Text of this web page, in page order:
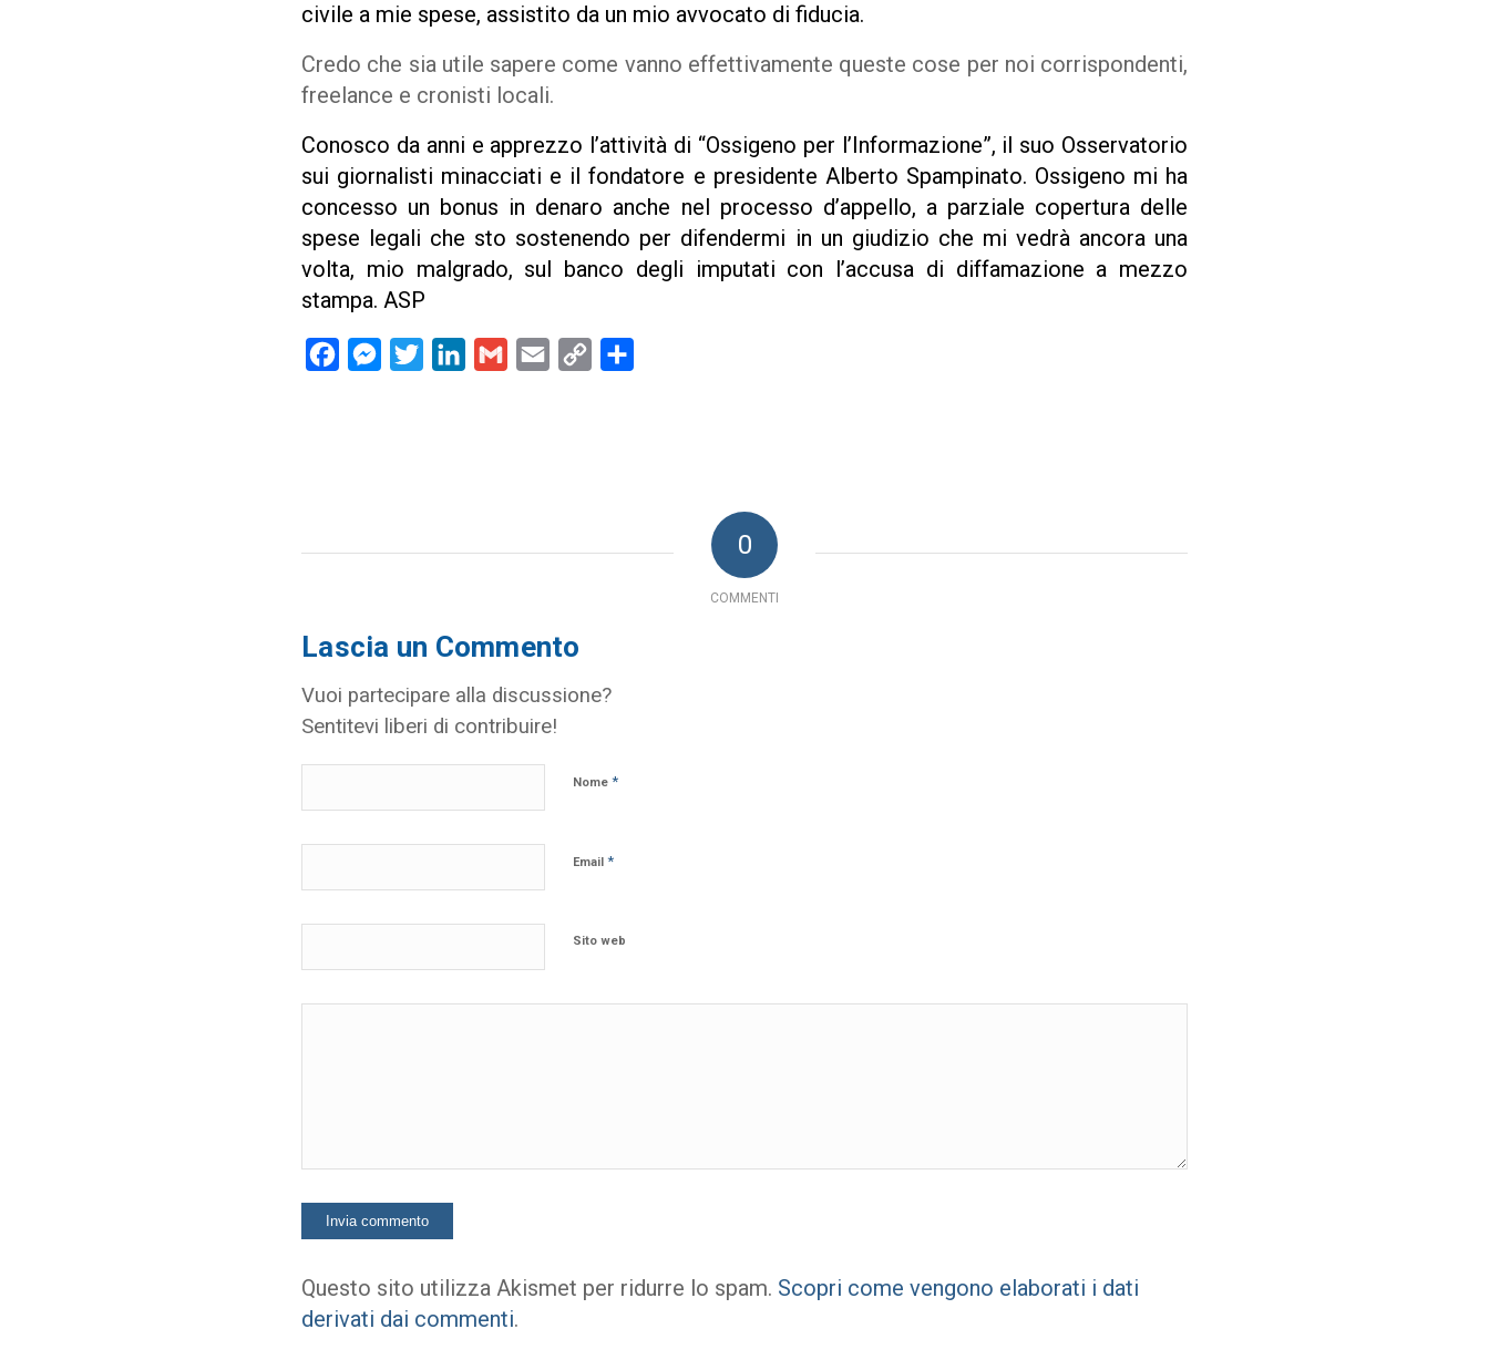
civile a mie spese, assistito da un mio avvocato di fiducia.
Credo che sia utile sapere come vanno effettivamente queste cose per noi corrispondenti,
freelance e cronisti locali.
Conosco da anni e apprezzo l’attività di “Ossigeno per l’Informazione”, il suo Osservatorio
sui giornalisti minacciati e il fondatore e presidente Alberto Spampinato. Ossigeno mi ha
concesso un bonus in denaro anche nel processo d’appello, a parziale copertura delle
spese legali che sto sostenendo per difendermi in un giudizio che mi vedrà ancora una
volta, mio malgrado, sul banco degli imputati con l’accusa di diffamazione a mezzo
stampa. ASP
FacebookMessenger
Twitter LinkedInGmail Email
Copy
0
COMMENTI
Lascia un Commento
Vuoi partecipare alla discussione?
Sentitevi liberi di contribuire!
Nome *
Email *
Sito web
Questo sito utilizza Akismet per ridurre lo spam. Scopri come vengono elaborati i dati
derivati dai commenti.